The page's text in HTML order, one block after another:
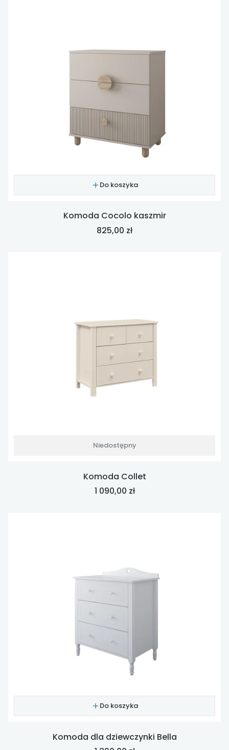
Do koszyka
Komoda Cocolo kaszmir
Cena
825,00 zł
Niedostępny
Komoda Collet
Cena
1 090,00 zł
Do koszyka
Komoda dla dziewczynki Bella